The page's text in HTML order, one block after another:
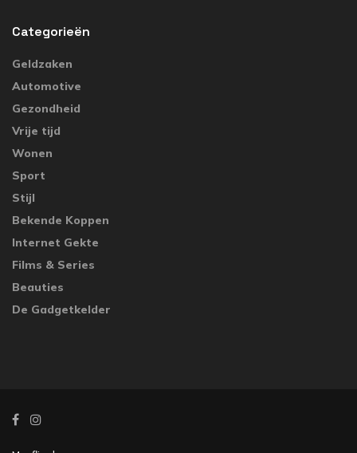
Categorieën
Geldzaken
Automotive
Gezondheid
Vrije tijd
Wonen
Sport
Stijl
Bekende Koppen
Internet Gekte
Films & Series
Beauties
De Gadgetkelder